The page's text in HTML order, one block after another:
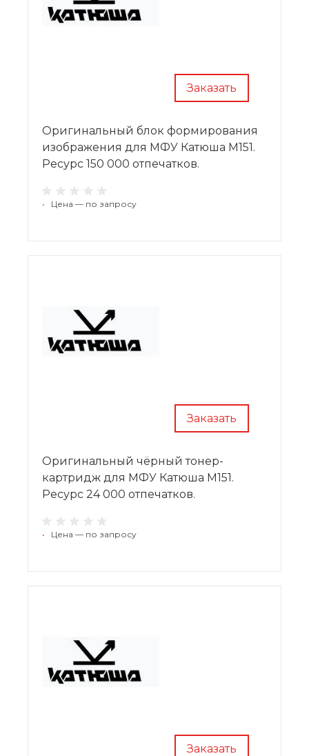
Заказать
Оригинальный блок формирования
изображения для МФУ Катюша M151.
Ресурс 150 000 отпечатков.
• Цена — по запросу
Заказать
Оригинальный чёрный тонер-
картридж для МФУ Катюша M151.
Ресурс 24 000 отпечатков.
• Цена — по запросу
Заказать